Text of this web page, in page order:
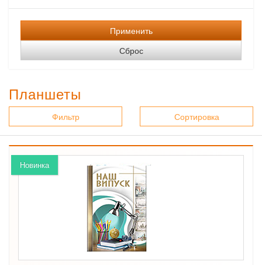
Применить
Сброс
Планшеты
Фильтр Сортировка
Новинка